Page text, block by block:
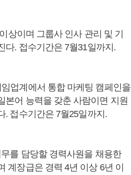
상이며 그룹사 인사 관리 및 기
다. 접수기간은 7월31일까지.
업계에서 통합 마케팅 캠페인을
본어 능력을 갖춘 사람이면 지원
. 접수기간은 7월25일까지.
를 담당할 경력사원을 채용한
계장급은 경력 4년 이상 6년 이